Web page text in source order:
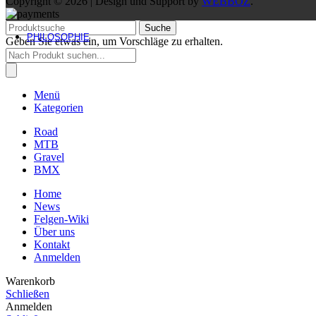
PHILOSOPHIE
Suche
Geben Sie etwas ein, um Vorschläge zu erhalten.
Products
search
Menü
Kategorien
Road
MTB
Gravel
BMX
Home
News
Felgen-Wiki
Über uns
Kontakt
Anmelden
Warenkorb
Schließen
Anmelden